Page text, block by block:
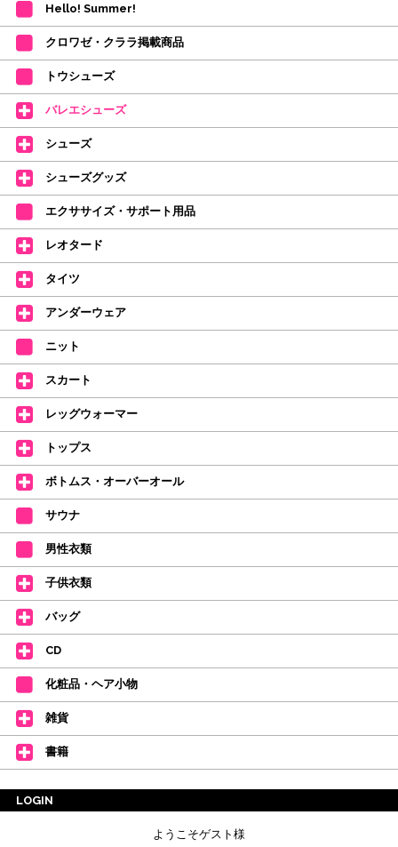
ご注文商品が在庫切れの場合は、上記お目安の頃にご連絡させていただき
カード決済をされたお客様は決済金額の変更をさせていただきます。
【ミルバ×たけいみき】オリジナルタオルが新登場!
レッスンのお供にはもちろん、毎日の持ち歩きやギフトにもぴったりのミル
バオリジナルタオルです。
たけいみきさんが描く「夢かわいい」バレエイラストが、そのままタオルに
なりました。
デラロミラノ2026コレクションの販売を開始しました☆
↑ご購入頂いたお客様に、デラロミラノのロゴ入りボールペンをプレゼント
中。
(お一人様1本限りになります)
価格改定のお知らせ
2026年4月1日よりシューズ全般、衣類など商品を値上げしました。
何卒ご理解いただけますようお願い申し上げます
【シューズのフィッティングについて】
全店、ご予約不要です(18:30まで)。タイツ・ソックス・トウパッドを
持参してください。
皆さまのダンスライフをサポートできるようなさまざまな商品をご紹介して
おります。
【新商品はこちらから】 ←ここをクリック♪
Hello! Summer!
クロワゼ・クララ掲載商品
トウシューズ
バレエシューズ
シューズ
シューズグッズ
エクササイズ・サポート用品
レオタード
タイツ
アンダーウェア
ニット
スカート
レッグウォーマー
トップス
ボトムス・オーバーオール
サウナ
男性衣類
子供衣類
バッグ
CD
化粧品・ヘア小物
雑貨
書籍
LOGIN
ようこそゲスト様